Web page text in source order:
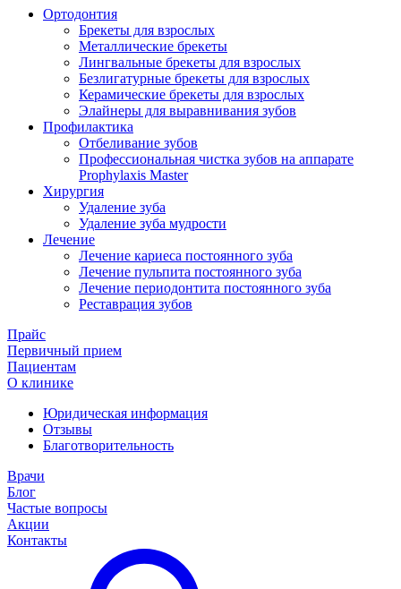
Ортодонтия
Брекеты для взрослых
Металлические брекеты
Лингвальные брекеты для взрослых
Безлигатурные брекеты для взрослых
Керамические брекеты для взрослых
Элайнеры для выравнивания зубов
Профилактика
Отбеливание зубов
Профессиональная чистка зубов на аппарате
Prophylaxis Master
Хирургия
Удаление зуба
Удаление зуба мудрости
Лечение
Лечение кариеса постоянного зуба
Лечение пульпита постоянного зуба
Лечение периодонтита постоянного зуба
Реставрация зубов
Прайс
Первичный прием
Пациентам
О клинике
Юридическая информация
Отзывы
Благотворительность
Врачи
Блог
Частые вопросы
Акции
Контакты